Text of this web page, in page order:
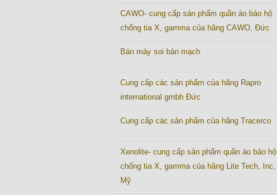
CAWO- cung cấp sản phẩm quần áo bảo hộ
chống tia X, gamma của hãng CAWO, Đức
Bán máy soi bản mạch
Cung cấp các sản phẩm của hãng Rapro
international gmbh Đức
Cung cấp các sản phẩm của hãng Tracerco
Xenolite- cung cấp sản phẩm quần áo bảo hộ
chống tia X, gamma của hãng Lite Tech, Inc,
Mỹ